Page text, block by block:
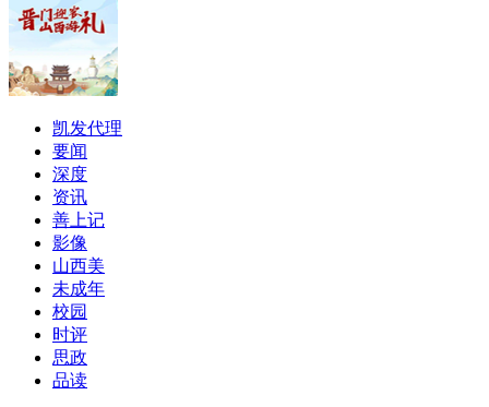
凯发代理
要闻
深度
资讯
善上记
影像
山西美
未成年
校园
时评
思政
品读